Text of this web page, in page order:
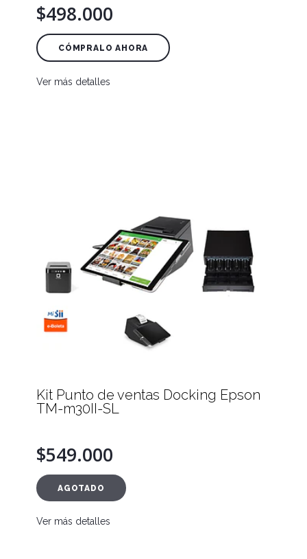
$498.000
CÓMPRALO AHORA
Ver más detalles
Kit Punto de ventas Docking Epson
TM-m30II-SL
$549.000
AGOTADO
Ver más detalles